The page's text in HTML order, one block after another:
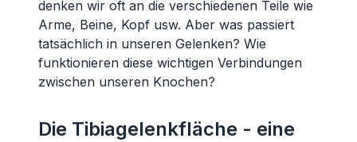
denken wir oft an die verschiedenen Teile wie
Arme, Beine, Kopf usw. Aber was passiert
tatsächlich in unseren Gelenken? Wie
funktionieren diese wichtigen Verbindungen
zwischen unseren Knochen?
Die Tibiagelenkfläche - eine